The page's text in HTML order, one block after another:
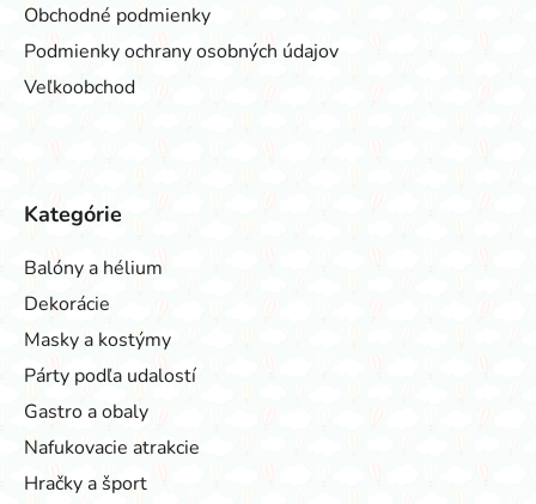
Obchodné podmienky
Podmienky ochrany osobných údajov
Veľkoobchod
Kategórie
Balóny a hélium
Dekorácie
Masky a kostýmy
Párty podľa udalostí
Gastro a obaly
Nafukovacie atrakcie
Hračky a šport